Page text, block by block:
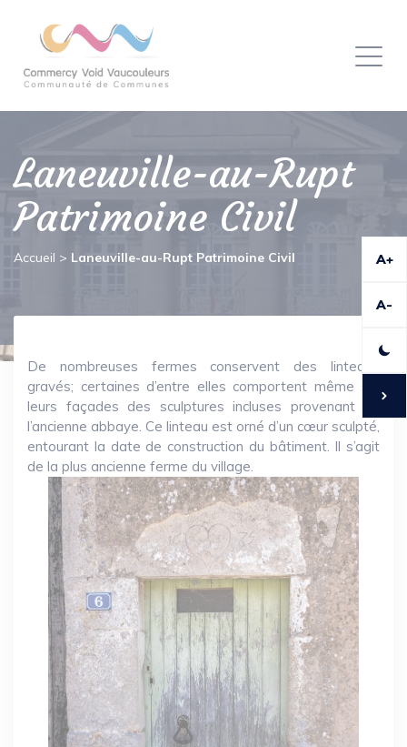
Laneuville-au-Rupt
Patrimoine Civil
Accueil > Laneuville-au-Rupt Patrimoine Civil
De nombreuses fermes conservent des linteaux
gravés; certaines d’entre elles comportent même sur
leurs façades des sculptures incluses provenant de
l’ancienne abbaye. Ce linteau est orné d’un cœur sculpté,
entourant la date de construction du bâtiment. Il s’agit
de la plus ancienne ferme du village.
A+
A-